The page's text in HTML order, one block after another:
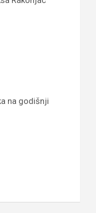
na godišnji